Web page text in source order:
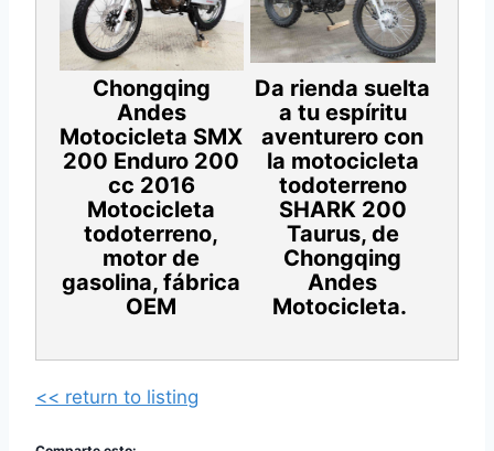
Chongqing
Andes
Motocicleta SMX
200 Enduro 200
cc 2016
Motocicleta
todoterreno,
motor de
gasolina, fábrica
OEM
Da rienda suelta
a tu espíritu
aventurero con
la motocicleta
todoterreno
SHARK 200
Taurus, de
Chongqing
Andes
Motocicleta.
<< return to listing